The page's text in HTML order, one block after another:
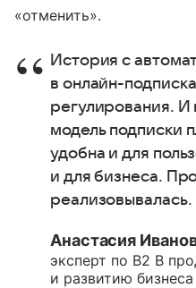
«отменить».
История с
в онлайн-
регулирования. И
модель подписки
удобна и для
и для бизнеса.
реализовывалась.
Анастасия
эксперт по В2 В
и развитию бизнеса